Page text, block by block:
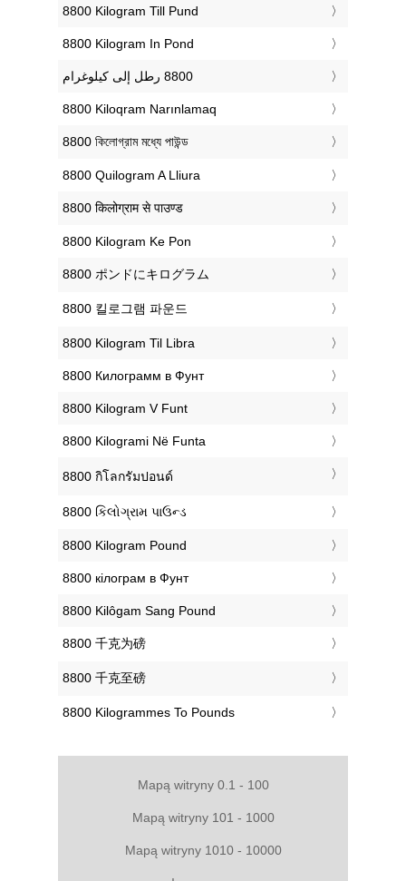
‎8800 Kilogram Till Pund
‎8800 Kilogram In Pond
‎8800 Kiloqram Narınlamaq
‎8800 কিলোগ্রাম মধ্যে পাউন্ড
‎8800 Quilogram A Lliura
‎8800 किलोग्राम से पाउण्ड
‎8800 Kilogram Ke Pon
‎8800 ポンドにキログラム
‎8800 킬로그램 파운드
‎8800 Kilogram Til Libra
‎8800 Килограмм в Фунт
‎8800 Kilogram V Funt
‎8800 Kilogrami Në Funta
‎8800 กิโลกรัมปอนด์
‎8800 કિલોગ્રામ પાઉન્ડ
‎8800 Kilogram Pound
‎8800 кілограм в Фунт
‎8800 Kilôgam Sang Pound
‎8800 千克为磅
‎8800 千克至磅
‎8800 Kilogrammes To Pounds
Mapą witryny 0.1 - 100
Mapą witryny 101 - 1000
Mapą witryny 1010 - 10000